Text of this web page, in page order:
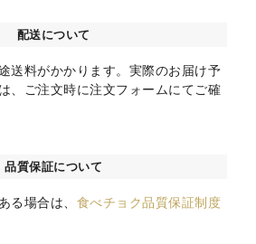
配送について
送料がかかります。実際のお届け予
、ご注文時に注文フォームにてご確
品質保証について
る場合は、 食べチョク品質保証制度